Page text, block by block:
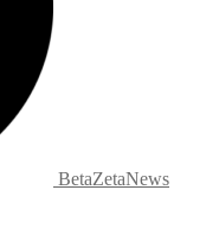
BetaZetaNews